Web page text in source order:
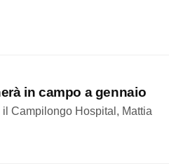
in campo a gennaio
il Campilongo Hospital, Mattia